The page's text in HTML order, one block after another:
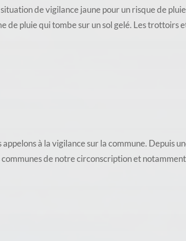
de vigilance jaune pour un risque de
de pluie qui tombe sur un sol gelé. Les trottoirs
à la vigilance sur la commune. Depuis
de notre circonscription et